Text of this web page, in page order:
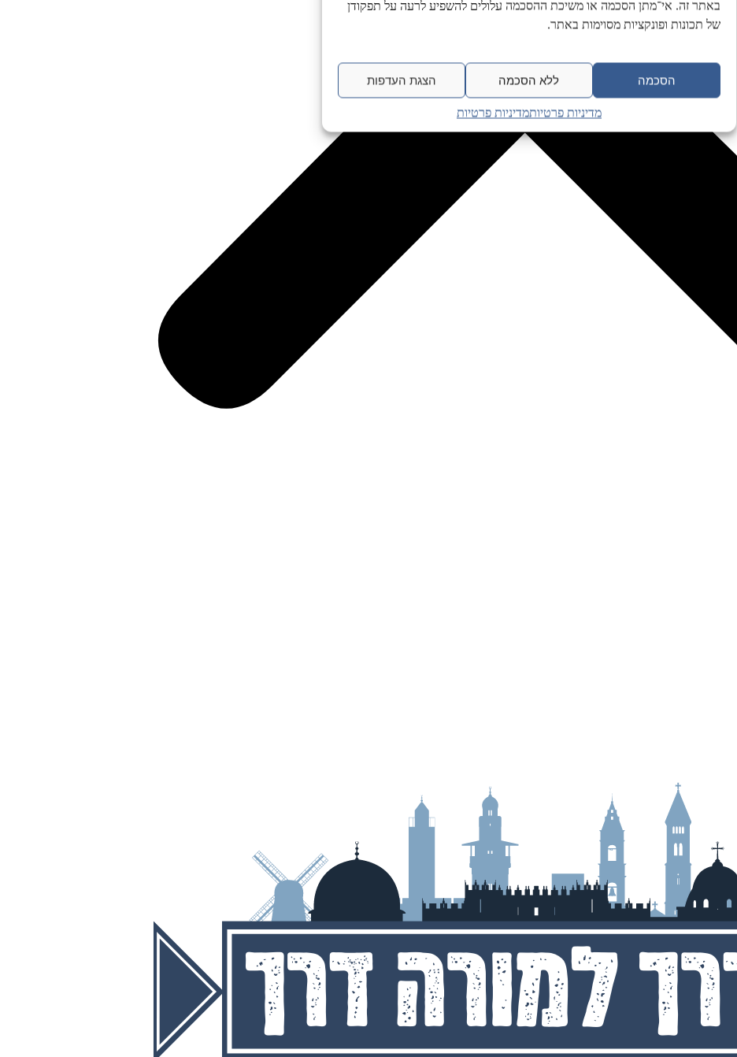
באתר זה. אי־מתן הסכמה או משיכת ההסכמה עלולים להשפיע לרעה על תפקודן
של תכונות ופונקציות מסוימות באתר.
הסכמה ללא הסכמה הצגת העדפות
מדיניות פרטיותמדיניות פרטיות